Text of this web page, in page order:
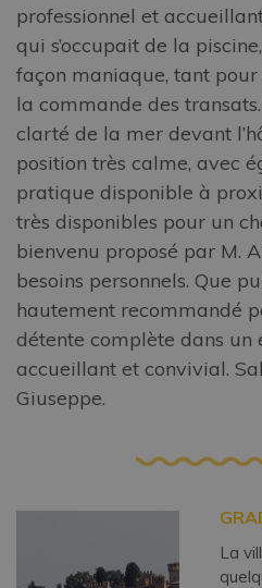
professionnel et
qui s’occupait de la
façon maniaque, tant
la commande des
clarté de la mer devant
position très calme, avec
pratique disponible à
très disponibles pour un
bienvenu proposé par M.
besoins personnels. Que
hautement recommandé
détente complète dans un
accueillant et convivial.
Giuseppe.
La